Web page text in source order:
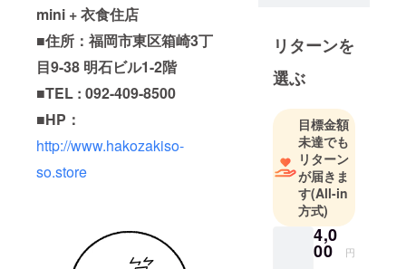
mini + 衣食住店
■住所：福岡市東区箱崎3丁
目9-38 明石ビル1-2階
■TEL : 092-409-8500
■HP：
http://www.hakozakiso-
so.store
(小倉)
ハコザキ(福
・筥崎荘々
(福岡)
・荘々ラボ
(福岡)
・䒾々(福岡)
・元下宿(福
リターンを
選ぶ
目標金額
未達でも
リターン
が届きま
す(All-in
方式)
4,0
00 円